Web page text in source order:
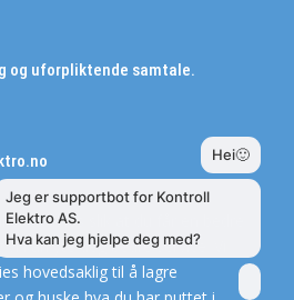
og uforpliktende samtale.
cookies slik at du får en bedre
kan yte deg bedre service. Vi
hovedsaklig til å lagre